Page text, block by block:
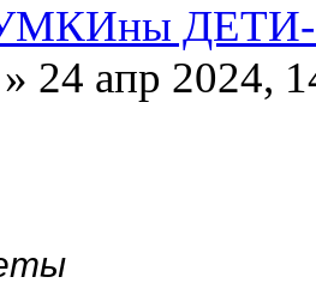
ДЕТИ-
» 24 апр 2024,